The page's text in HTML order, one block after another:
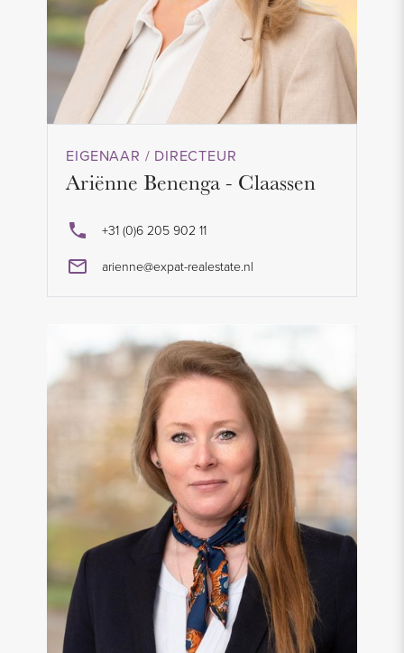
EIGENAAR / DIRECTEUR
Ariënne Benenga - Claassen
+31 (0)6 205 902 11
arienne@expat-realestate.nl